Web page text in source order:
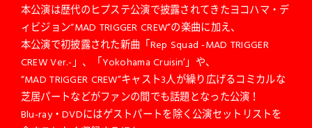
本公演は歴代のヒプステ公演で披露されてきたヨコハマ・デ
ィビジョン“MAD TRIGGER CREW”の楽曲に加え、
本公演で初披露された新曲「Rep Squad -MAD TRIGGER
CREW Ver.-」、「Yokohama Cruisin’」や、
“MAD TRIGGER CREW”キャスト3人が繰り広げるコミカルな
芝居パートなどがファンの間でも話題となった公演！
Blu-ray・DVDにはゲストパートを除く公演セットリストを